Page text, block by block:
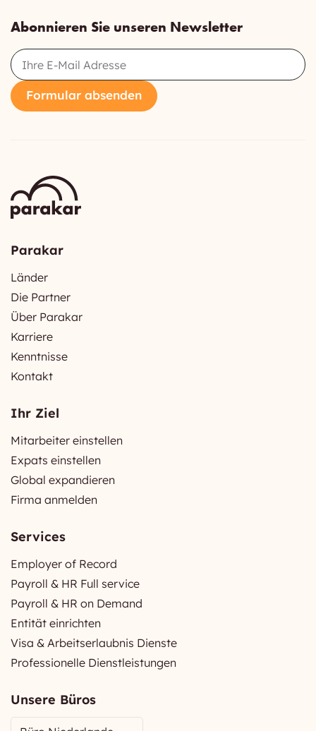
Abonnieren Sie unseren Newsletter
Email
Formular absenden
Parakar
Länder
Die Partner
Über Parakar
Karriere
Kenntnisse
Kontakt
Ihr Ziel
Mitarbeiter einstellen
Expats einstellen
Global expandieren
Firma anmelden
Services
Employer of Record
Payroll & HR Full service
Payroll & HR on Demand
Entität einrichten
Visa & Arbeitserlaubnis Dienste
Professionelle Dienstleistungen
Unsere Büros